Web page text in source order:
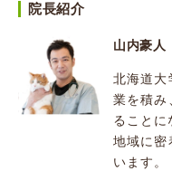
院長紹介
山内豪人
北海道大
業を積み
ることに
地域に密
います。